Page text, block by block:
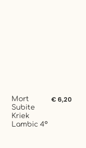
Mort
Subite
Kriek
Lambic 4°
€ 6,20